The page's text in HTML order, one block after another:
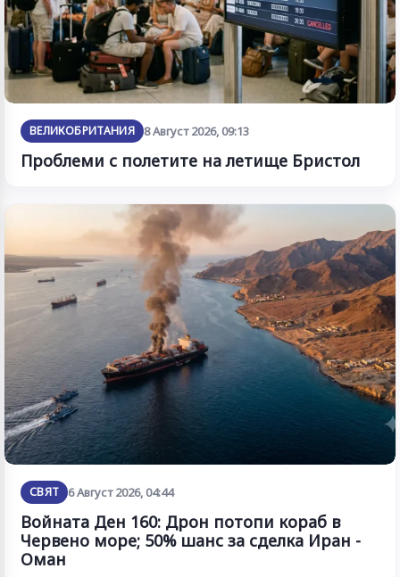
ВЕЛИКОБРИТАНИЯ 8 Август 2026, 09:13
Проблеми с полетите на летище Бристол
СВЯТ 6 Август 2026, 04:44
Войната Ден 160: Дрон потопи кораб в
Червено море; 50% шанс за сделка Иран -
Оман